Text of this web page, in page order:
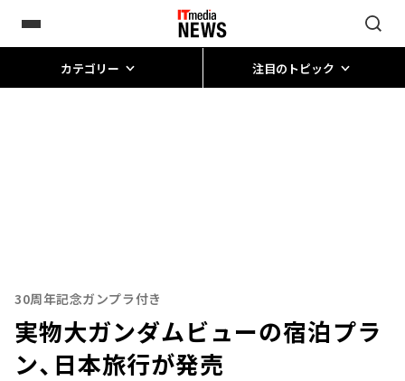
カテゴリー 注目のトピック
30周年記念ガンプラ付き
実物大ガンダムビューの宿泊プラ
ン、日本旅行が発売